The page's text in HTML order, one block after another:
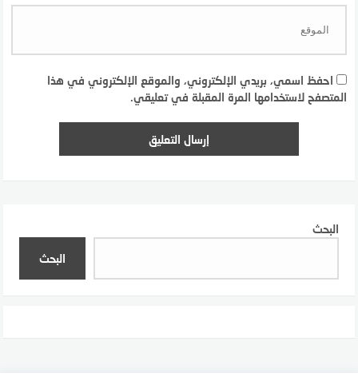
احفظ اسمي، بريدي الإلكتروني، والموقع الإلكتروني في هذا
المتصفح لاستخدامها المرة المقبلة في تعليقي.
البحث
البحث